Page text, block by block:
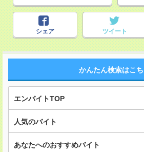
シェア ツイート
かんたん検索はこ
エンバイトTOP
人気のバイト
あなたへのおすすめバイト